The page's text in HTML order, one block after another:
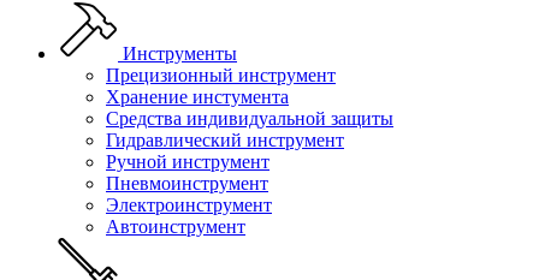
Инструменты
Прецизионный инструмент
Хранение инстумента
Средства индивидуальной защиты
Гидравлический инструмент
Ручной инструмент
Пневмоинструмент
Электроинструмент
Автоинструмент